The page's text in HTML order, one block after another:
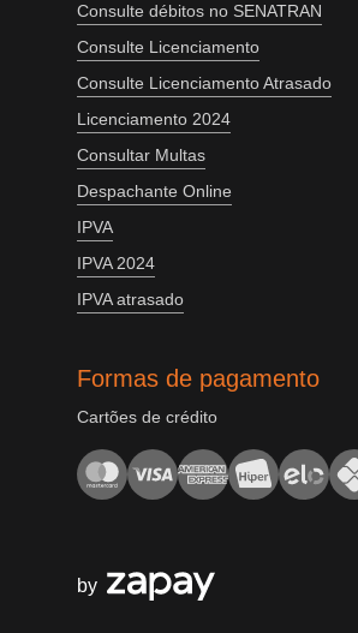
Consulte débitos no SENATRAN
Consulte Licenciamento
Consulte Licenciamento Atrasado
Licenciamento 2024
Consultar Multas
Despachante Online
IPVA
IPVA 2024
IPVA atrasado
Formas de pagamento
Cartões de crédito
by